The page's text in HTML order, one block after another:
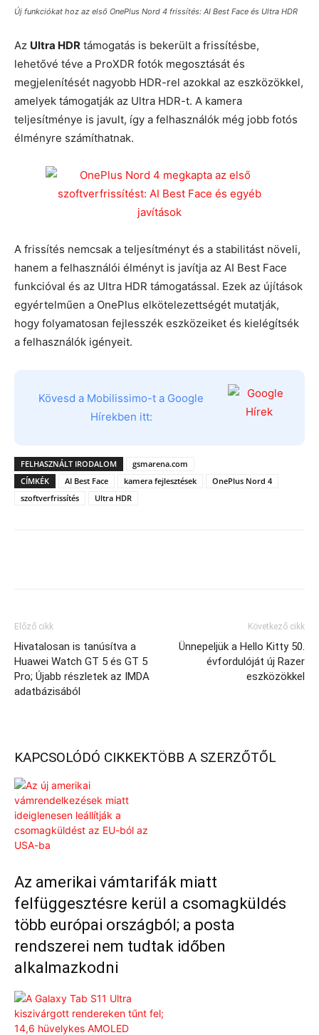
Új funkciókat hoz az első OnePlus Nord 4 frissítés: AI Best Face és Ultra HDR
Az Ultra HDR támogatás is bekerült a frissítésbe,
lehetővé téve a ProXDR fotók megosztását és
megjelenítését nagyobb HDR-rel azokkal az eszközökkel,
amelyek támogatják az Ultra HDR-t. A kamera
teljesítménye is javult, így a felhasználók még jobb fotós
élményre számíthatnak.
A frissítés nemcsak a teljesítményt és a stabilitást növeli,
hanem a felhasználói élményt is javítja az AI Best Face
funkcióval és az Ultra HDR támogatással. Ezek az újítások
egyértelműen a OnePlus elkötelezettségét mutatják,
hogy folyamatosan fejlesszék eszközeiket és kielégítsék
a felhasználók igényeit.
Kövesd a Mobilissimo-t a Google
Hírekben itt:
FELHASZNÁLT IRODALOM
gsmarena.com
CÍMKÉK
AI Best Face kamera fejlesztések
OnePlus Nord 4
szoftverfrissítés
Ultra HDR
Előző cikk
Hivatalosan is tanúsítva a
Huawei Watch GT 5 és GT 5
Pro; Újabb részletek az IMDA
adatbázisából
Következő cikk
Ünnepeljük a Hello Kitty 50.
évfordulóját új Razer
eszközökkel
KAPCSOLÓDÓ CIKKEKTÖBB A SZERZŐTŐL
Az amerikai vámtarifák miatt
felfüggesztésre kerül a csomagküldés
több európai országból; a posta
rendszerei nem tudtak időben
alkalmazkodni